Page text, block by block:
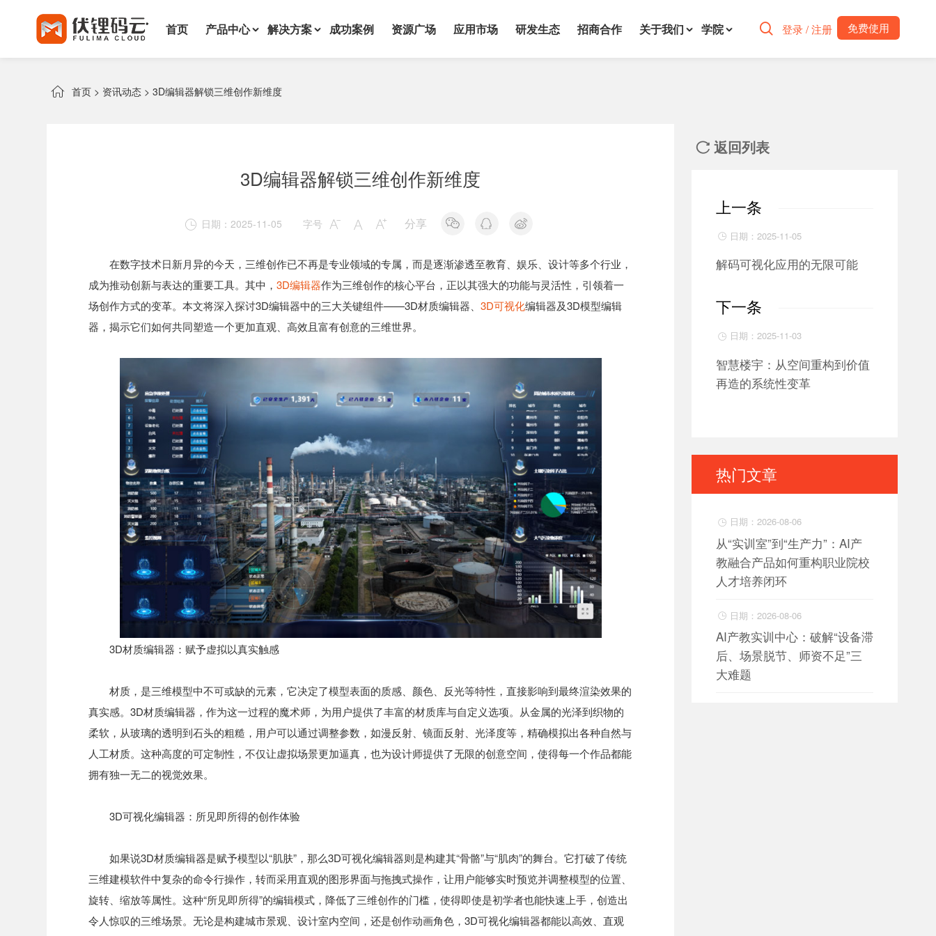
首页 产品中心 解决方案 成功案例 资源广场 应用市场 研发生态 招商合作 关于我们 学院  登录 / 注册 免费使用
 首页 > 资讯动态 > 3D编辑器解锁三维创作新维度
3D编辑器解锁三维创作新维度
 日期：2025-11-05 字号    分享
在数字技术日新月异的今天，三维创作已不再是专业领域的专属，而是逐渐渗透至教育、娱乐、设计等多个行业，
成为推动创新与表达的重要工具。其中，3D编辑器作为三维创作的核心平台，正以其强大的功能与灵活性，引领着一
场创作方式的变革。本文将深入探讨3D编辑器中的三大关键组件——3D材质编辑器、3D可视化编辑器及3D模型编辑
器，揭示它们如何共同塑造一个更加直观、高效且富有创意的三维世界。
3D材质编辑器：赋予虚拟以真实触感
材质，是三维模型中不可或缺的元素，它决定了模型表面的质感、颜色、反光等特性，直接影响到最终渲染效果的
真实感。3D材质编辑器，作为这一过程的魔术师，为用户提供了丰富的材质库与自定义选项。从金属的光泽到织物的
柔软，从玻璃的透明到石头的粗糙，用户可以通过调整参数，如漫反射、镜面反射、光泽度等，精确模拟出各种自然与
人工材质。这种高度的可定制性，不仅让虚拟场景更加逼真，也为设计师提供了无限的创意空间，使得每一个作品都能
拥有独一无二的视觉效果。
3D可视化编辑器：所见即所得的创作体验
如果说3D材质编辑器是赋予模型以“肌肤”，那么3D可视化编辑器则是构建其“骨骼”与“肌肉”的舞台。它打破了传统
三维建模软件中复杂的命令行操作，转而采用直观的图形界面与拖拽式操作，让用户能够实时预览并调整模型的位置、
旋转、缩放等属性。这种“所见即所得”的编辑模式，降低了三维创作的门槛，使得即使是初学者也能快速上手，创造出
令人惊叹的三维场景。无论是构建城市景观、设计室内空间，还是创作动画角色，3D可视化编辑器都能以高效、直观
 返回列表
上一条
 日期：2025-11-05
解码可视化应用的无限可能
下一条
 日期：2025-11-03
智慧楼宇：从空间重构到价值
再造的系统性变革
热门文章
 日期：2026-08-06
从“实训室”到“生产力”：AI产
教融合产品如何重构职业院校
人才培养闭环
 日期：2026-08-06
AI产教实训中心：破解“设备滞
后、场景脱节、师资不足”三
大难题